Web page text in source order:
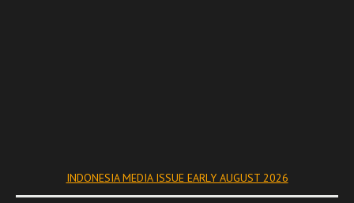
INDONESIA MEDIA ISSUE EARLY AUGUST 2026